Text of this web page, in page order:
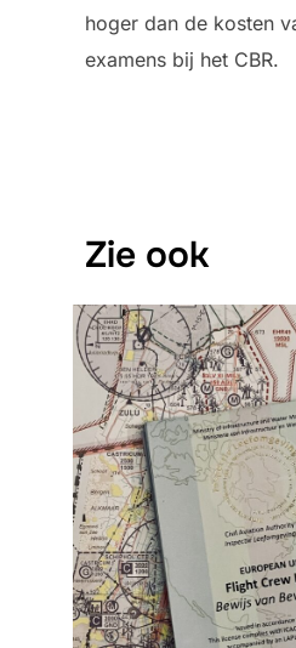
hoger dan de kosten
examens bij het CBR.
Zie ook